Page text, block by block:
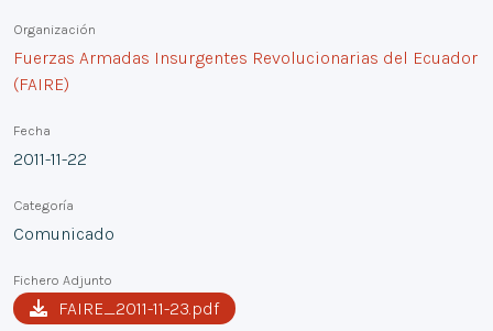
Organización
Fuerzas Armadas Insurgentes Revolucionarias del Ecuador
(FAIRE)
Fecha
2011-11-22
Categoría
Comunicado
Fichero Adjunto
FAIRE_2011-11-23.pdf